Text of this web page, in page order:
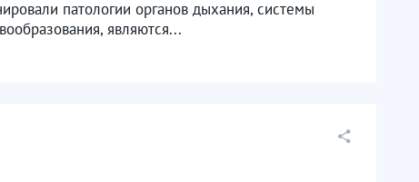
патологии органов дыхания, системы
являются...